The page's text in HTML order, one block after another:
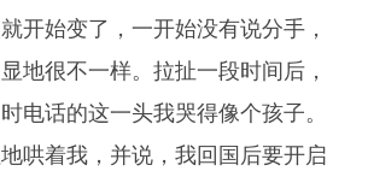
开始变了，一开始没有说分手，
地很不一样。拉扯一段时间后，
电话的这一头我哭得像个孩子。
哄着我，并说，我回国后要开启